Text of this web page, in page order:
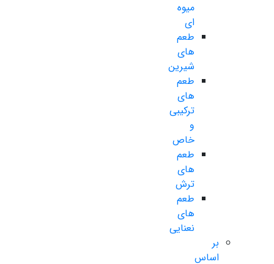
میوه
ای
طعم
های
شیرین
طعم
های
ترکیبی
و
خاص
طعم
های
ترش
طعم
های
نعنایی
بر
اساس